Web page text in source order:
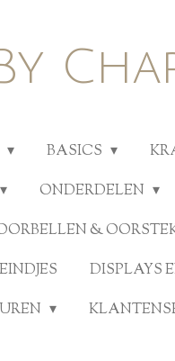
BASICS
ONDERDELEN
&
DISPLAYS